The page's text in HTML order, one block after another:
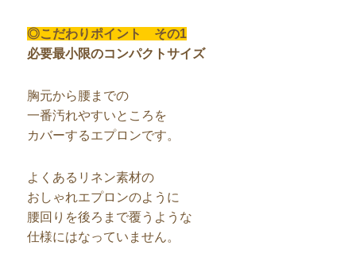
◎こだわりポイント その1
必要最小限のコンパクトサイズ
胸元から腰までの
一番汚れやすいところを
カバーするエプロンです。
よくあるリネン素材の
おしゃれエプロンのように
腰回りを後ろまで覆うような
仕様にはなっていません。